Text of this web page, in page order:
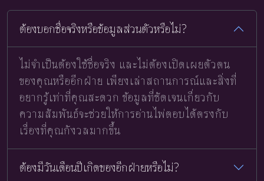
ต้องบอกชื่อจริงหรือข้อมูลส่วนตัวหรือไม่?
ไม่จำเป็นต้องใช้ชื่อจริง และไม่ต้องเปิดเผยตัวตน
ของคุณหรืออีกฝ่าย เพียงเล่าสถานการณ์และสิ่งที่
อยากรู้เท่าที่คุณสะดวก ข้อมูลที่ชัดเจนเกี่ยวกับ
ความสัมพันธ์จะช่วยให้การอ่านไพ่ตอบได้ตรงกับ
เรื่องที่คุณกังวลมากขึ้น
ต้องมีวันเดือนปีเกิดของอีกฝ่ายหรือไม่?